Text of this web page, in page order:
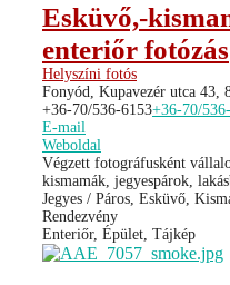
Esküvő,-
enteriőr fotózás
Helyszíni fotós
Fonyód, Kupavezér utca 43,
+36-70/536-6153+36-70/
E-mail
Weboldal
Végzett fotográfusként
kismamák, jegyespárok,
Jegyes / Páros, Esküvő,
Rendezvény
Enteriőr, Épület, Tájkép